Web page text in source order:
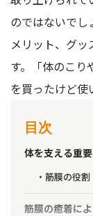
のではないでし
メリット、グ
す。「体のこり
を買ったけど使
目次
体を支える重
筋膜の役割
筋膜の癒着に